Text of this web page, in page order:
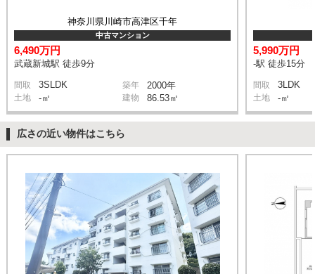
神奈川県川崎市高津区千年
中古マンション
6,490万円
武蔵新城駅 徒歩9分
間取 3SLDK 築年 2000年
土地 -㎡ 建物 86.53㎡
5,990万円
-駅 徒歩15分
間取 3LDK
土地 -㎡
広さの近い物件はこちら